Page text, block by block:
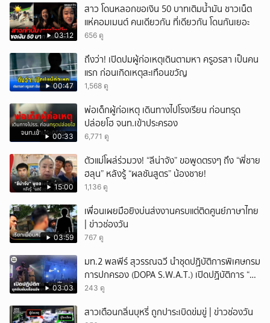
03:12
สาว โดนหลอกขอเงิน 50 บาทเติมน้ำมัน ชาวเน็ต
แห่คอมเมนต์ คนเดียวกัน ที่เดียวกัน โดนกันเยอะ
656 ดู
00:47
ถึงว่า! เปิดปมผู้ก่อเหตุเดินตามหา ครูอรสา เป็นคน
แรก ก่อนเกิดเหตุสะเทือนขวัญ
1,568 ดู
00:33
พ่อเด็กผู้ก่อเหตุ เดินทางไปโรงเรียน ก่อนทรุด
ปล่อยโฮ จนท.เข้าประครอง
6,771 ดู
15:00
ตัวแม่โผล่ร่วมวง! “ลีน่าจัง” ขอพูดตรงๆ ถึง “พี่ชาย
ฮลุน” หลังรู้ “ผลชันสูตร” น้องชาย!
1,136 ดู
03:59
เพื่อนเผยมือยิงบ่นส่งงานครบแต่ติดศูนย์ภาษาไทย
| ข่าวช่องวัน
767 ดู
03:03
มท.2 พลพีร์ สุวรรณฉวี นำชุดปฏิบัติการพิเศษกรม
การปกครอง (DOPA S.W.A.T.) เปิดปฏิบัติการ “บา
รมีโสธร” บุกจับผับเถื่อนอัพยา กลางเมืองแปดริ้ว
243 ดู
สาวเตือนกลิ่นบุหรี่ ถูกปาระเบิดข่มขู่ | ข่าวช่องวัน